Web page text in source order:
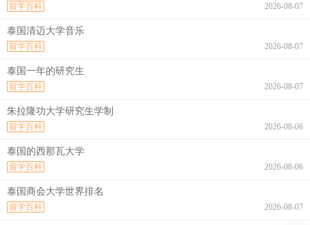
2026-08-07
留学百科
泰国清迈大学音乐
2026-08-07
留学百科
泰国一年的研究生
2026-08-07
留学百科
朱拉隆功大学研究生学制
2026-08-06
留学百科
泰国的西那瓦大学
2026-08-06
留学百科
泰国商会大学世界排名
2026-08-07
留学百科